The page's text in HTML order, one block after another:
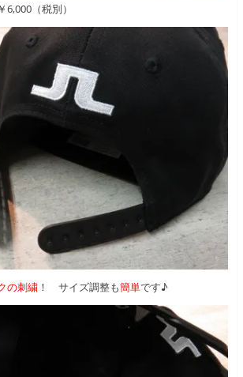
（税別）
の刺繍！ サイズ調整も簡単です♪